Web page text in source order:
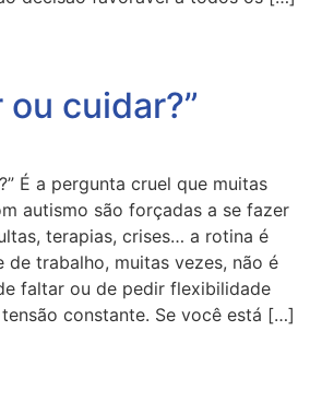
ou cuidar?”
É a pergunta cruel que muitas
autismo são forçadas a se fazer
terapias, crises… a rotina é
de trabalho, muitas vezes, não é
faltar ou de pedir flexibilidade
constante. Se você está […]